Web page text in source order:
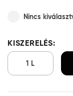
Nincs
KISZERELÉS:
1 L